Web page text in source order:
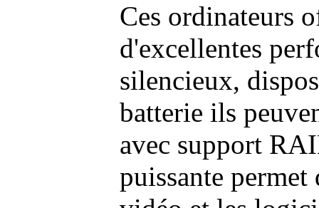
Ces ordinateurs
d'excellentes
silencieux,
batterie ils
avec support
puissante permet